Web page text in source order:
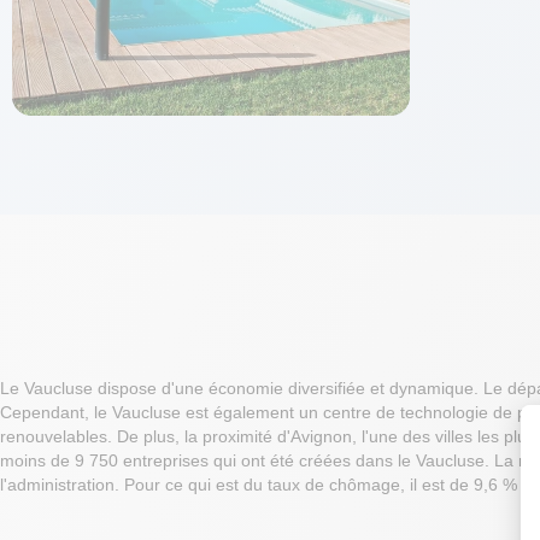
Le Vaucluse dispose d'une économie diversifiée et dynamique. Le
Cependant, le Vaucluse est également un centre de technologie de
renouvelables. De plus, la proximité d'Avignon, l'une des villes les
moins de 9 750 entreprises qui ont été créées dans le Vaucluse. La
l'administration. Pour ce qui est du taux de chômage, il est de 9,6 %